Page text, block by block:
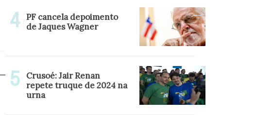
PF cancela depoimento
de Jaques Wagner
Crusoé: Jair Renan
repete truque de 2024 na
urna